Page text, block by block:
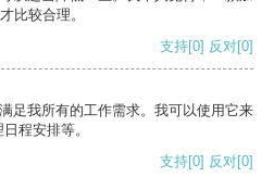
比较合理。
支持[0] 反对[0]
足我所有的工作需求。我可以使用它来
程安排等。
支持[0] 反对[0]